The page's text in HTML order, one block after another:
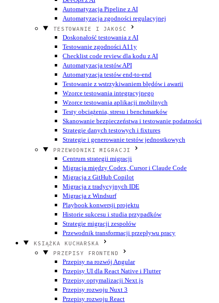
Automatyzacja Pipeline z AI
Automatyzacja zgodności regulacyjnej
TESTOWANIE I JAKOŚĆ
Doskonałość testowania z AI
Testowanie zgodności A11y
Checklist code review dla kodu z AI
Automatyzacja testów API
Automatyzacja testów end-to-end
Testowanie z wstrzykiwaniem błędów i awarii
Wzorce testowania integracyjnego
Wzorce testowania aplikacji mobilnych
Testy obciążenia, stresu i benchmarków
Skanowanie bezpieczeństwa i testowanie podatności
Strategie danych testowych i fixtures
Strategie i generowanie testów jednostkowych
PRZEWODNIKI MIGRACJI
Centrum strategii migracji
Migracja między Codex, Cursor i Claude Code
Migracja z GitHub Copilot
Migracja z tradycyjnych IDE
Migracja z Windsurf
Playbook konwersji projektu
Historie sukcesu i studia przypadków
Strategie migracji zespołów
Przewodnik transformacji przepływu pracy
KSIĄŻKA KUCHARSKA
PRZEPISY FRONTEND
Przepisy na rozwój Angular
Przepisy UI dla React Native i Flutter
Przepisy optymalizacji Next.js
Przepisy rozwoju Nuxt 3
Przepisy rozwoju React